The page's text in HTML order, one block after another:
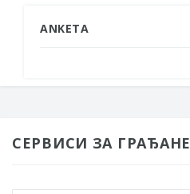
ANKETA
СЕРВИСИ ЗА ГРАЂАНЕ